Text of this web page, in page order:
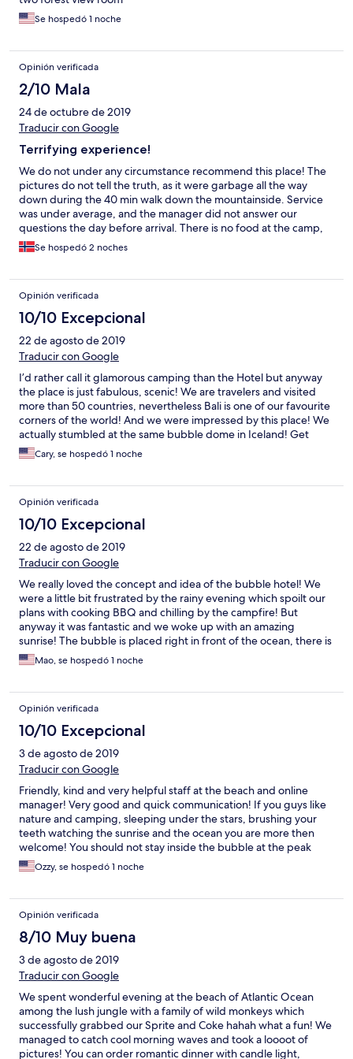
recommend staying here to everyone and would come back in a
heartbeat.
Se hospedó 1 noche
Opinión verificada
2/10 Mala
24 de octubre de 2019
Traducir con Google
Terrifying experience!
We do not under any circumstance recommend this place! The
pictures do not tell the truth, as it were garbage all the way
down during the 40 min walk down the mountainside. Service
was under average, and the manager did not answer our
questions the day before arrival. There is no food at the camp,
and you have to order in advance for prices that are much
higher than in the rest of Bali. So bad that we ended up going all
this place!
Se hospedó 2 noches
Opinión verificada
10/10 Excepcional
22 de agosto de 2019
Traducir con Google
I’d rather call it glamorous camping than the Hotel but anyway
the place is just fabulous, scenic! We are travelers and visited
more than 50 countries, nevertheless Bali is one of our favourite
corners of the world! And we were impressed by this place! We
actually stumbled at the same bubble dome in Iceland! Get
ready for the tough trek down, take water with you! Once you
are down at the beach you will find 2 small bottles for free as
together set as it was our anniversary! The room was perfectly
set up with flower petals, ice bucket with rose wine, wine
glasses, we ordered tuna and salmon steaks, our romantic
dinner was delicious! In the morning we played badminton and
swam in the ocean but you should be careful due to the strong
current! It’s also a great surf spot for the ones who do it well!:)
Cary, se hospedó 1 noche
Opinión verificada
10/10 Excepcional
22 de agosto de 2019
Traducir con Google
We really loved the concept and idea of the bubble hotel! We
were a little bit frustrated by the rainy evening which spoilt our
plans with cooking BBQ and chilling by the campfire! But
anyway it was fantastic and we woke up with an amazing
sunrise! The bubble is placed right in front of the ocean, there is
also a ship wreck on the send – tempting object for those
passing by! Sleeping in the bubble is a unique experience! Staff
your bucket list! Yet one night was quite enough for us to stay!
Mao, se hospedó 1 noche
Opinión verificada
10/10 Excepcional
3 de agosto de 2019
Traducir con Google
Friendly, kind and very helpful staff at the beach and online
manager! Very good and quick communication! If you guys like
nature and camping, sleeping under the stars, brushing your
teeth watching the sunrise and the ocean you are more then
welcome! You should not stay inside the bubble at the peak
hours as it is like a heat magnet but by the sunset time it is very
comfortable and we hid from mosquitoes hehe! If your beloved
Ozzy, se hospedó 1 noche
Opinión verificada
8/10 Muy buena
3 de agosto de 2019
Traducir con Google
We spent wonderful evening at the beach of Atlantic Ocean
among the lush jungle with a family of wild monkeys which
successfully grabbed our Sprite and Coke hahah what a fun! We
managed to catch cool morning waves and took a loooot of
pictures! You can order romantic dinner with candle light,